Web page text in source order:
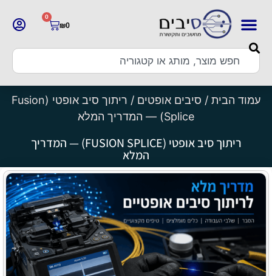
₪0
0
עמוד הבית / סיבים אופטים
/ ריתוך סיב אופטי (Fusion
Splice) — המדריך המלא
ריתוך סיב אופטי (FUSION SPLICE) — המדריך
המלא